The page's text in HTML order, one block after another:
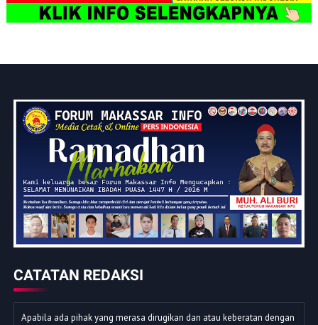
CATATAN REDAKSI
Apabila ada pihak yang merasa dirugikan dan atau keberatan dengan